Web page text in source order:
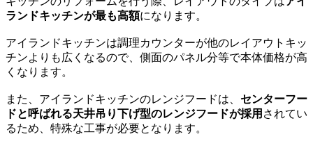
ランドキッチンが最も高額になります。
アイランドキッチンは調理カウンターが他のレイアウトキッ
チンよりも広くなるので、側面のパネル分等で本体価格が高
くなります。
また、アイランドキッチンのレンジフードは、 センターフー
ドと呼ばれる天井吊り下げ型のレンジフードが採用 されてい
るため、特殊な工事が必要となります。